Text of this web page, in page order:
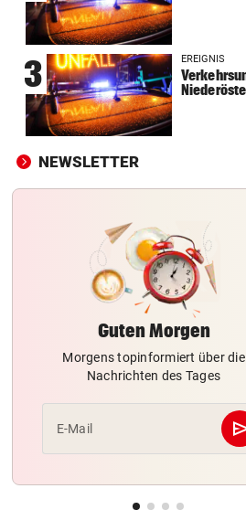
Abo zu gewinnen!
WOHL SCHWER VERLETZT vor 6
„Sah sehr schlimm aus“ –
um Salzburg-Kicker
Kapitän und „Zauber-Zawie“
glänzten bei Salzburg
3 EREIGNIS
NEWSLETTER
Guten Morgen
Morgens topinformiert über die
Nachrichten des Tages
E-Mail